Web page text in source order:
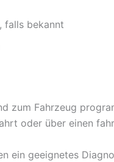
falls bekannt
zum Fahrzeug
oder über einen
ein geeignetes